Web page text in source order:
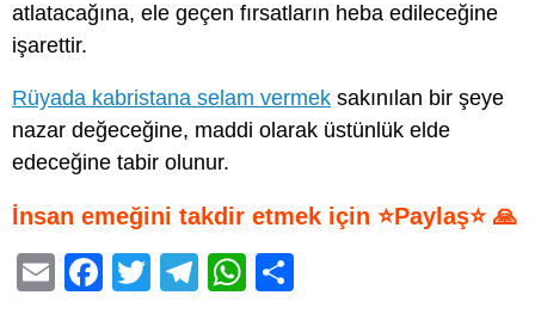
atlatacağına, ele geçen fırsatların heba edileceğine
işarettir.
Rüyada kabristana selam vermek sakınılan bir şeye
nazar değeceğine, maddi olarak üstünlük elde
edeceğine tabir olunur.
İnsan emeğini takdir etmek için ⭐Paylaş⭐ 🙏
E
F
T
T
W